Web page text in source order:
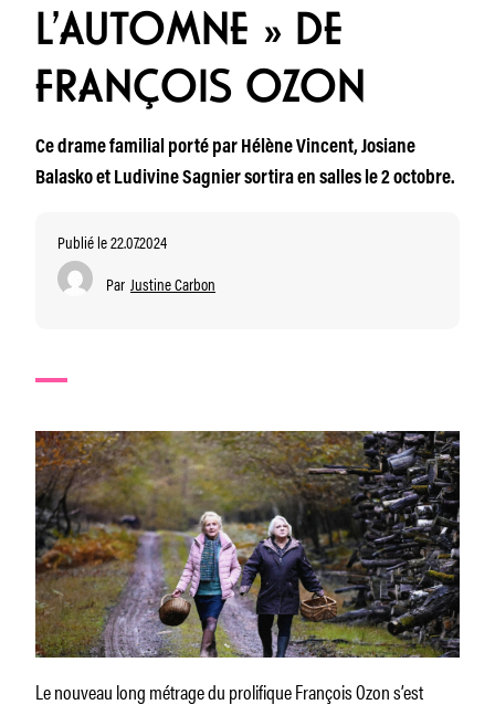
L’AUTOMNE » DE
FRANÇOIS OZON
Ce drame familial porté par Hélène Vincent, Josiane
Balasko et Ludivine Sagnier sortira en salles le 2 octobre.
Publié le 22.07.2024
Par Justine Carbon
Le nouveau long métrage du prolifique François Ozon s’est